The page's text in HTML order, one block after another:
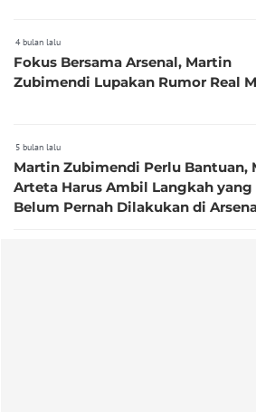
4 bulan lalu
Fokus Bersama Arsenal, Martin
Zubimendi Lupakan Rumor Real
5 bulan lalu
Martin Zubimendi Perlu Bantuan,
Arteta Harus Ambil Langkah yang
Belum Pernah Dilakukan di